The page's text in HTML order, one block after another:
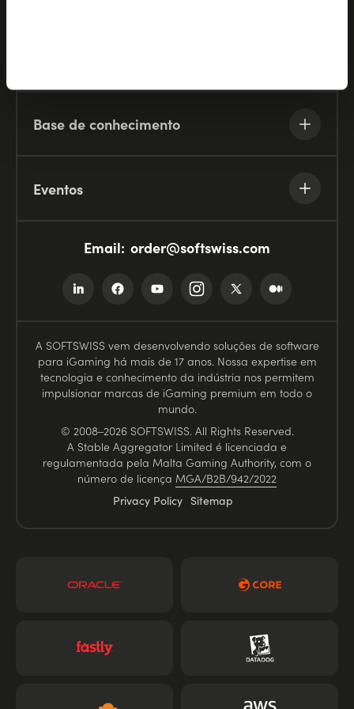
Base de conhecimento
Eventos
Email: order@softswiss.com
A SOFTSWISS vem desenvolvendo soluções de software
para iGaming há mais de 17 anos. Nossa expertise em
tecnologia e conhecimento da indústria nos permitem
impulsionar marcas de iGaming premium em todo o
mundo.
© 2008–2026 SOFTSWISS. All Rights Reserved.
A Stable Aggregator Limited é licenciada e
regulamentada pela Malta Gaming Authority, com o
número de licença MGA/B2B/942/2022
Privacy Policy Sitemap